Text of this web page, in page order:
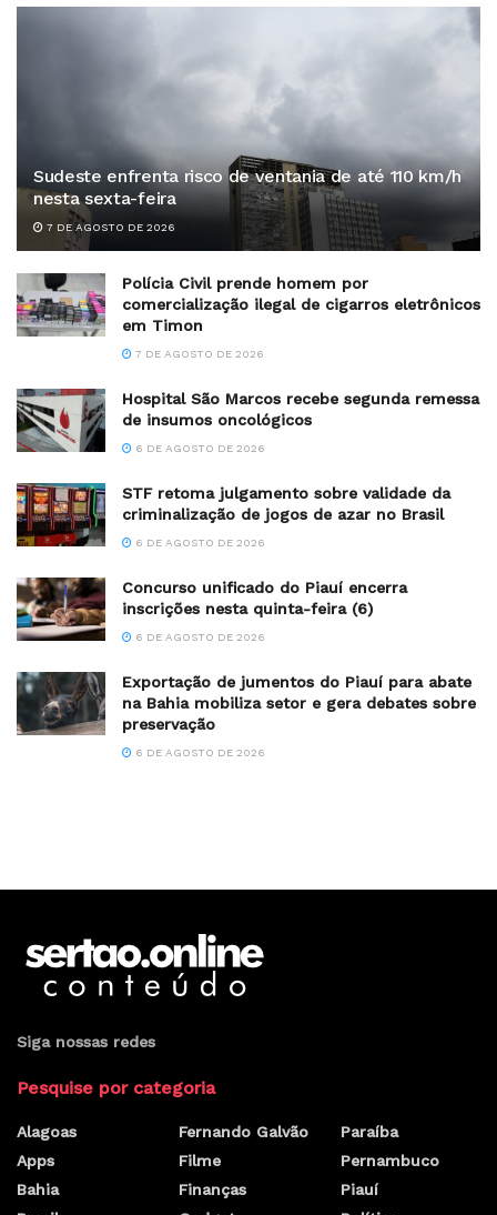
Sudeste enfrenta risco de ventania de até 110 km/h
nesta sexta-feira
7 DE AGOSTO DE 2026
Polícia Civil prende homem por
comercialização ilegal de cigarros eletrônicos
em Timon
7 DE AGOSTO DE 2026
Hospital São Marcos recebe segunda remessa
de insumos oncológicos
6 DE AGOSTO DE 2026
STF retoma julgamento sobre validade da
criminalização de jogos de azar no Brasil
6 DE AGOSTO DE 2026
Concurso unificado do Piauí encerra
inscrições nesta quinta-feira (6)
6 DE AGOSTO DE 2026
Exportação de jumentos do Piauí para abate
na Bahia mobiliza setor e gera debates sobre
preservação
6 DE AGOSTO DE 2026
Siga nossas redes
Pesquise por categoria
Alagoas
Apps
Bahia
Fernando Galvão
Filme
Finanças
Paraíba
Pernambuco
Piauí